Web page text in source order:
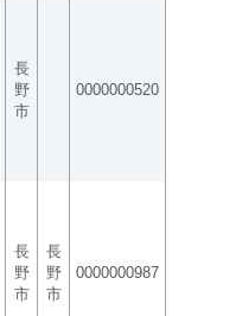
長
野
市
0000000520
長
野
市
長
野
市
0000000987